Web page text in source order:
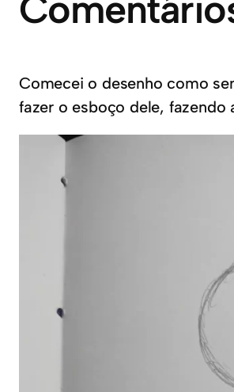
Comecei o desenho como
fazer o esboço dele, fazendo